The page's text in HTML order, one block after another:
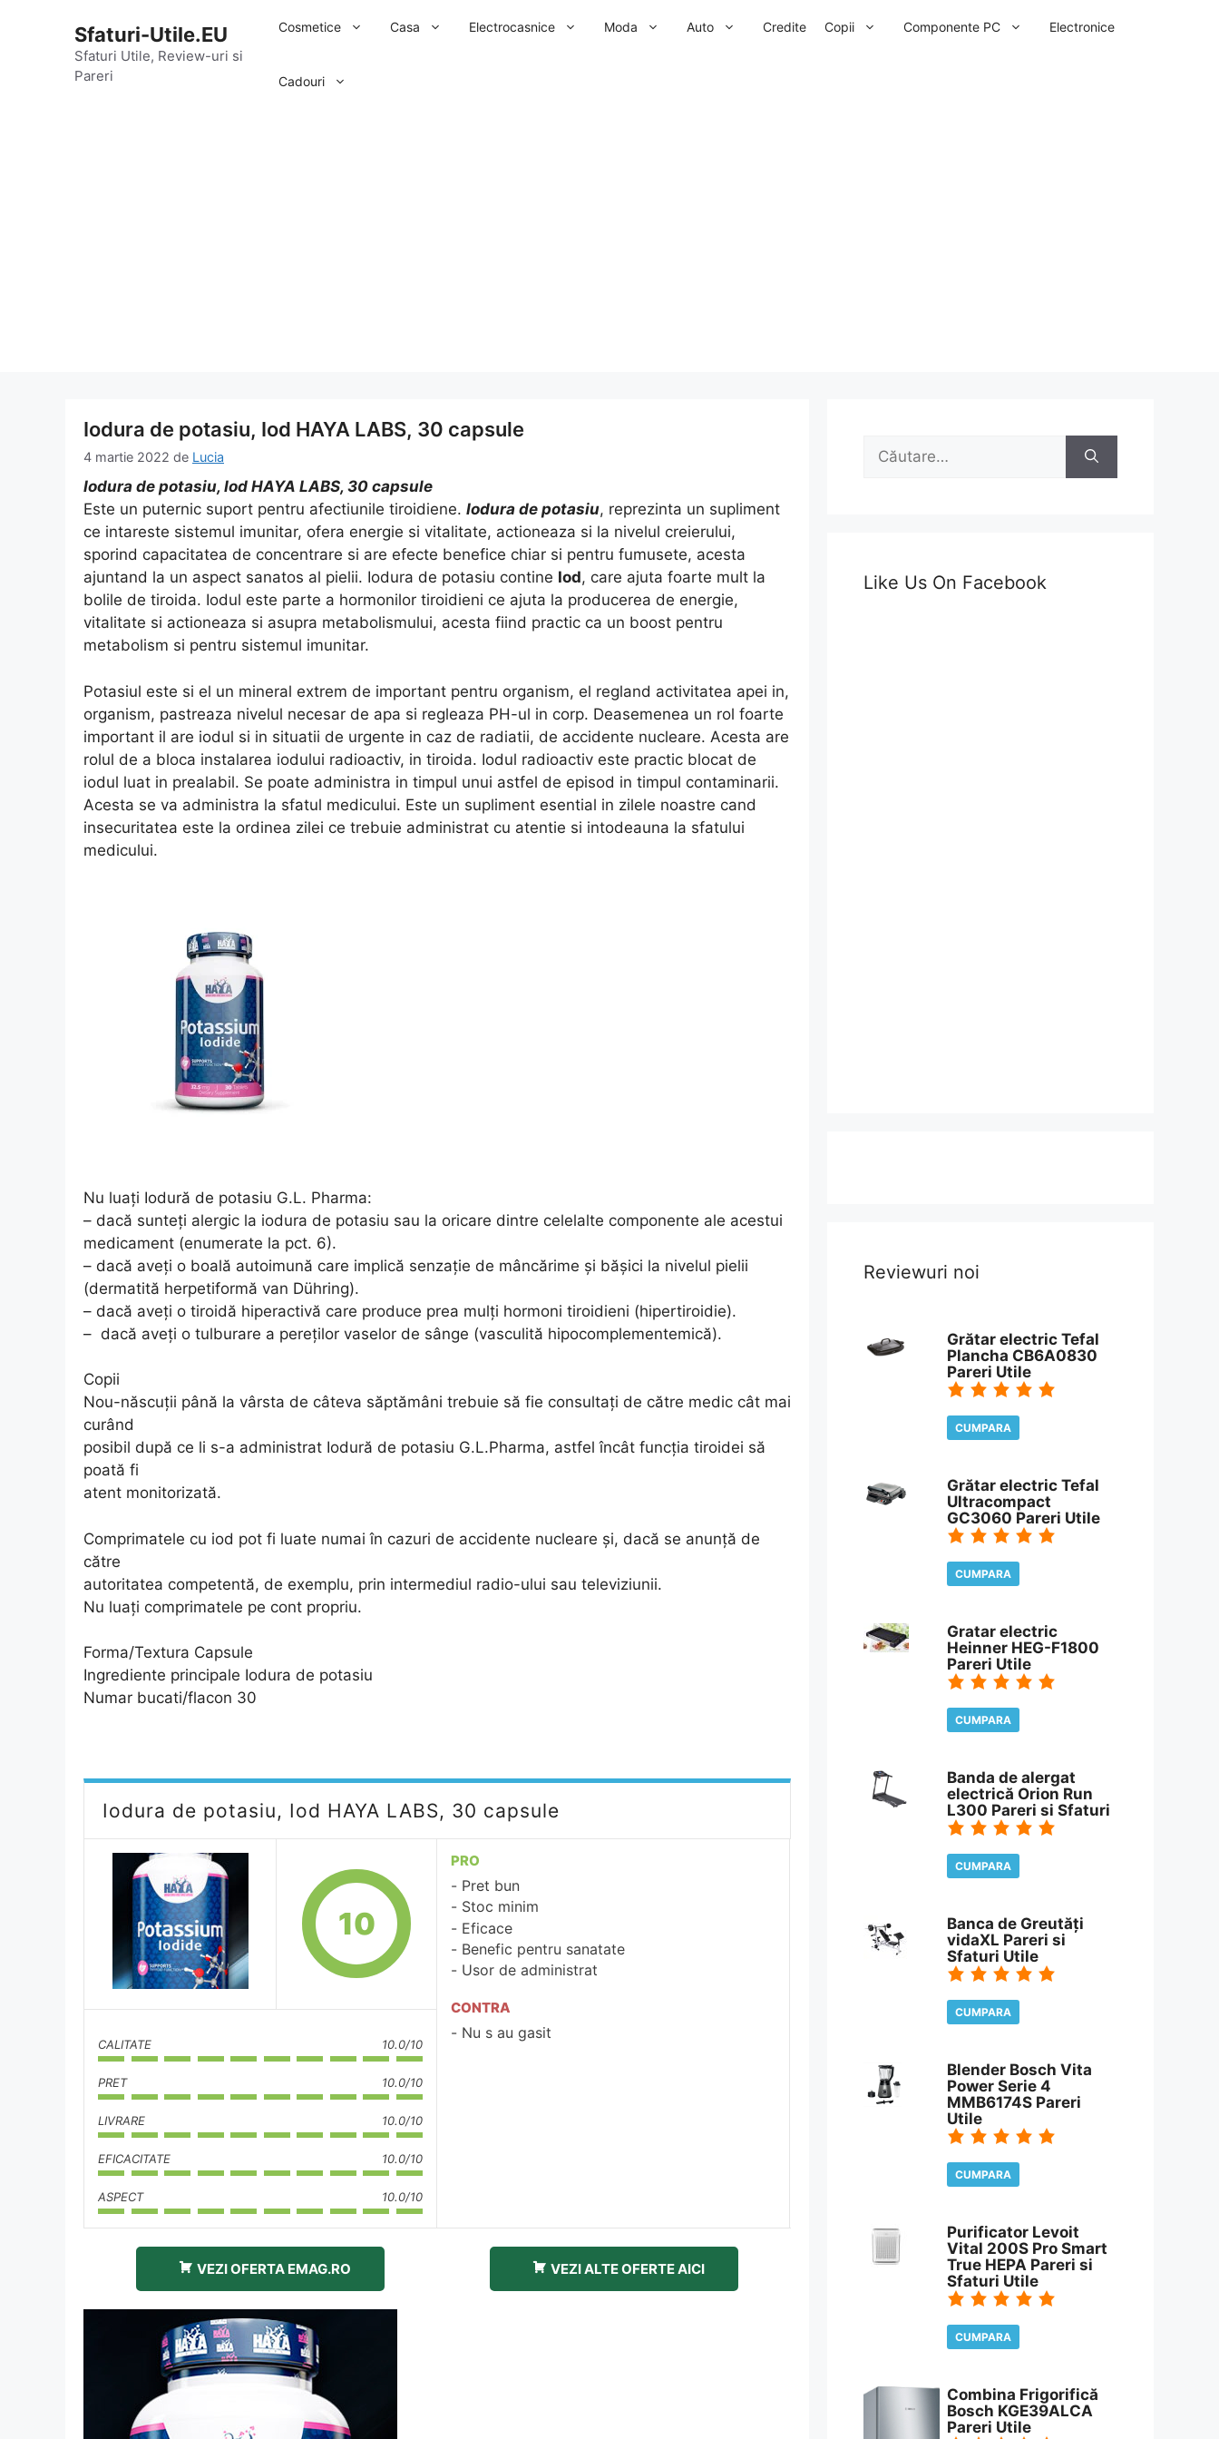
Sfaturi-Utile.EU
Sfaturi Utile, Review-uri si
Pareri
Cosmetice Casa Electrocasnice Moda Auto Credite Copii Componente PC Electronice
Cadouri
Iodura de potasiu, Iod HAYA LABS, 30 capsule
4 martie 2022 de Lucia
Iodura de potasiu, Iod HAYA LABS, 30 capsule
Este un puternic suport pentru afectiunile tiroidiene. Iodura de potasiu, reprezinta un supliment
ce intareste sistemul imunitar, ofera energie si vitalitate, actioneaza si la nivelul creierului,
sporind capacitatea de concentrare si are efecte benefice chiar si pentru fumusete, acesta
ajuntand la un aspect sanatos al pielii. Iodura de potasiu contine Iod, care ajuta foarte mult la
bolile de tiroida. Iodul este parte a hormonilor tiroidieni ce ajuta la producerea de energie,
vitalitate si actioneaza si asupra metabolismului, acesta fiind practic ca un boost pentru
metabolism si pentru sistemul imunitar.
Potasiul este si el un mineral extrem de important pentru organism, el regland activitatea apei in,
organism, pastreaza nivelul necesar de apa si regleaza PH-ul in corp. Deasemenea un rol foarte
important il are iodul si in situatii de urgente in caz de radiatii, de accidente nucleare. Acesta are
rolul de a bloca instalarea iodului radioactiv, in tiroida. Iodul radioactiv este practic blocat de
iodul luat in prealabil. Se poate administra in timpul unui astfel de episod in timpul contaminarii.
Acesta se va administra la sfatul medicului. Este un supliment esential in zilele noastre cand
insecuritatea este la ordinea zilei ce trebuie administrat cu atentie si intodeauna la sfatului
medicului.
Nu luaţi Iodură de potasiu G.L. Pharma:
– dacă sunteţi alergic la iodura de potasiu sau la oricare dintre celelalte componente ale acestui
medicament (enumerate la pct. 6).
– dacă aveţi o boală autoimună care implică senzaţie de mâncărime şi băşici la nivelul pielii
(dermatită herpetiformă van Dühring).
– dacă aveţi o tiroidă hiperactivă care produce prea mulţi hormoni tiroidieni (hipertiroidie).
– dacă aveţi o tulburare a pereţilor vaselor de sânge (vasculită hipocomplementemică).
Copii
Nou-născuţii până la vârsta de câteva săptămâni trebuie să fie consultaţi de către medic cât mai
curând
posibil după ce li s-a administrat Iodură de potasiu G.L.Pharma, astfel încât funcţia tiroidei să
poată fi
atent monitorizată.
Comprimatele cu iod pot fi luate numai în cazuri de accidente nucleare şi, dacă se anunţă de
către
autoritatea competentă, de exemplu, prin intermediul radio-ului sau televiziunii.
Nu luaţi comprimatele pe cont propriu.
Forma/Textura Capsule
Ingrediente principale Iodura de potasiu
Numar bucati/flacon 30
Iodura de potasiu, Iod HAYA LABS, 30 capsule
10
CALITATE 10.0/10
PRET 10.0/10
LIVRARE 10.0/10
EFICACITATE 10.0/10
ASPECT 10.0/10
PRO
Pret bun
Stoc minim
Eficace
Benefic pentru sanatate
Usor de administrat
CONTRA
Nu s au gasit
VEZI OFERTA EMAG.RO VEZI ALTE OFERTE AICI
Caută
Like Us On Facebook
Reviewuri noi
Grătar electric Tefal
Plancha CB6A0830
Pareri Utile
CUMPARA
Grătar electric Tefal
Ultracompact
GC3060 Pareri Utile
CUMPARA
Gratar electric
Heinner HEG-F1800
Pareri Utile
CUMPARA
Banda de alergat
electrică Orion Run
L300 Pareri si Sfaturi
CUMPARA
Banca de Greutăți
vidaXL Pareri si
Sfaturi Utile
CUMPARA
Blender Bosch Vita
Power Serie 4
MMB6174S Pareri
Utile
CUMPARA
Purificator Levoit
Vital 200S Pro Smart
True HEPA Pareri si
Sfaturi Utile
CUMPARA
Combina Frigorifică
Bosch KGE39ALCA
Pareri Utile